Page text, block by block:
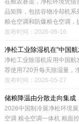
在粮农赛道，净松环境凭
品矩阵，包括谷物冷却机
粮仓空调和防爆粮仓空调，
发布时间：2026-06-16
净松工业除湿机在“中国
净松工业除湿机应用中国
荐使用720升每天除湿量，
发布时间：2026-05-27
储粮降温由分散走向集成
2026中国制冷展净松环境
空调 粮仓空调一体机 粮面